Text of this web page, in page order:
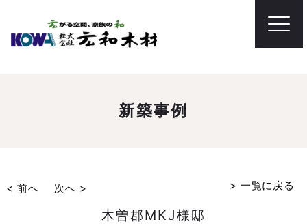
新築事例
> 一覧に戻る
< 前へ 次へ >
木曽郡MKJ様邸